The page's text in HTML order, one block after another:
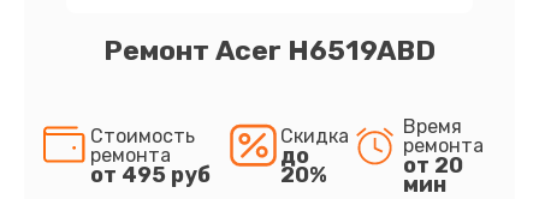
Ремонт Acer H6519ABD
Стоимость
ремонта
от 495 руб
Скидка
до
20%
Время
ремонта
от 20
мин